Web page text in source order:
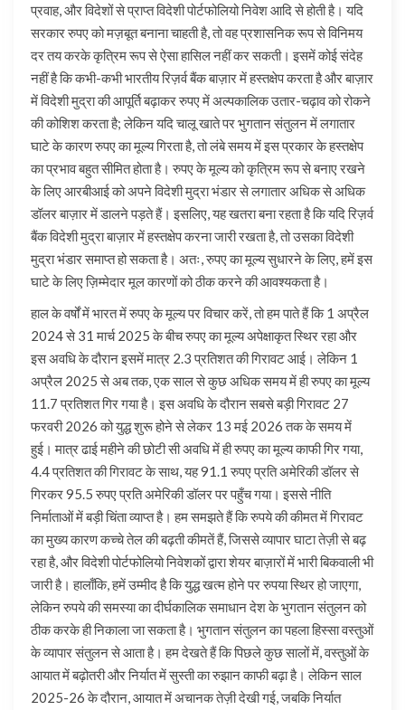
प्रवाह, और विदेशों से प्राप्त विदेशी पोर्टफोलियो निवेश आदि से होती है। यदि
सरकार रुपए को मज़बूत बनाना चाहती है, तो वह प्रशासनिक रूप से विनिमय
दर तय करके कृत्रिम रूप से ऐसा हासिल नहीं कर सकती। इसमें कोई संदेह
नहीं है कि कभी-कभी भारतीय रिज़र्व बैंक बाज़ार में हस्तक्षेप करता है और बाज़ार
में विदेशी मुद्रा की आपूर्ति बढ़ाकर रुपए में अल्पकालिक उतार-चढ़ाव को रोकने
की कोशिश करता है; लेकिन यदि चालू खाते पर भुगतान संतुलन में लगातार
घाटे के कारण रुपए का मूल्य गिरता है, तो लंबे समय में इस प्रकार के हस्तक्षेप
का प्रभाव बहुत सीमित होता है। रुपए के मूल्य को कृत्रिम रूप से बनाए रखने
के लिए आरबीआई को अपने विदेशी मुद्रा भंडार से लगातार अधिक से अधिक
डॉलर बाज़ार में डालने पड़ते हैं। इसलिए, यह खतरा बना रहता है कि यदि रिज़र्व
बैंक विदेशी मुद्रा बाज़ार में हस्तक्षेप करना जारी रखता है, तो उसका विदेशी
मुद्रा भंडार समाप्त हो सकता है। अतः, रुपए का मूल्य सुधारने के लिए, हमें इस
घाटे के लिए ज़िम्मेदार मूल कारणों को ठीक करने की आवश्यकता है।
हाल के वर्षों में भारत में रुपए के मूल्य पर विचार करें, तो हम पाते हैं कि 1 अप्रैल
2024 से 31 मार्च 2025 के बीच रुपए का मूल्य अपेक्षाकृत स्थिर रहा और
इस अवधि के दौरान इसमें मात्र 2.3 प्रतिशत की गिरावट आई। लेकिन 1
अप्रैल 2025 से अब तक, एक साल से कुछ अधिक समय में ही रुपए का मूल्य
11.7 प्रतिशत गिर गया है। इस अवधि के दौरान सबसे बड़ी गिरावट 27
फरवरी 2026 को युद्ध शुरू होने से लेकर 13 मई 2026 तक के समय में
हुई। मात्र ढाई महीने की छोटी सी अवधि में ही रुपए का मूल्य काफी गिर गया,
4.4 प्रतिशत की गिरावट के साथ, यह 91.1 रुपए प्रति अमेरिकी डॉलर से
गिरकर 95.5 रुपए प्रति अमेरिकी डॉलर पर पहुँच गया। इससे नीति
निर्माताओं में बड़ी चिंता व्याप्त है। हम समझते हैं कि रुपये की कीमत में गिरावट
का मुख्य कारण कच्चे तेल की बढ़ती कीमतें हैं, जिससे व्यापार घाटा तेज़ी से बढ़
रहा है, और विदेशी पोर्टफोलियो निवेशकों द्वारा शेयर बाज़ारों में भारी बिकवाली भी
जारी है। हालाँकि, हमें उम्मीद है कि युद्ध खत्म होने पर रुपया स्थिर हो जाएगा,
लेकिन रुपये की समस्या का दीर्घकालिक समाधान देश के भुगतान संतुलन को
ठीक करके ही निकाला जा सकता है। भुगतान संतुलन का पहला हिस्सा वस्तुओं
के व्यापार संतुलन से आता है। हम देखते हैं कि पिछले कुछ सालों में, वस्तुओं के
आयात में बढ़ोतरी और निर्यात में सुस्ती का रुझान काफी बढ़ा है। लेकिन साल
2025-26 के दौरान, आयात में अचानक तेज़ी देखी गई, जबकि निर्यात